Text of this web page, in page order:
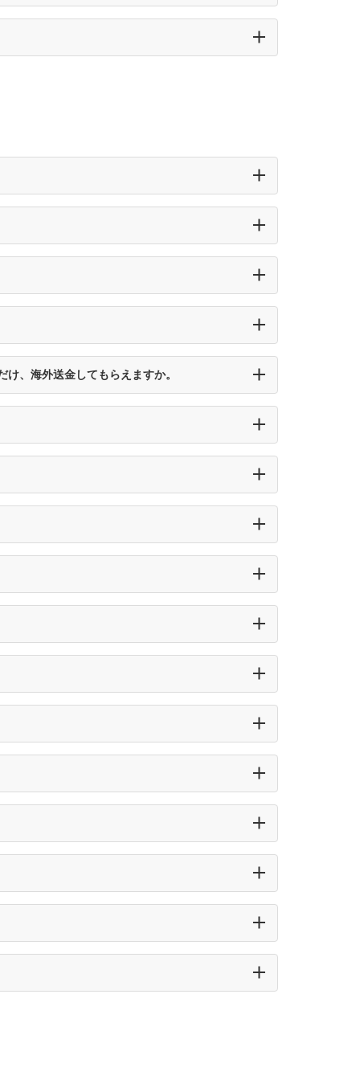
、海外送金してもらえますか。